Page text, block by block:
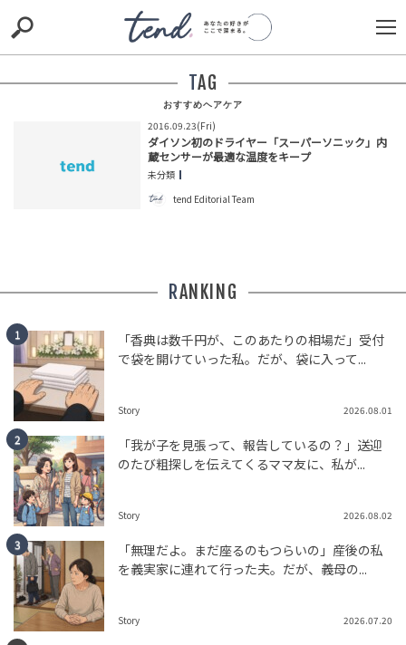
H
original RECOMMED editor
trill RECOMMEND
H
「無意味な法案になったね」とSNSで厳しい声も。自民
tend Editorial Team
マの守り神になってそ...
tend Editorial Team
通話する隣人。直接文句を言わずに一発で黙らせた方法
TAG
おすすめヘアケア
2016.09.23(Fri)
ダイソン初のドライヤー「スーパーソニック」内
蔵センサーが最適な温度をキープ
未分類
tend Editorial Team
RANKING
「香典は数千円が、このあたりの相場だ」受付
で袋を開けていった私。だが、袋に入って...
Story 2026.08.01
「我が子を見張って、報告しているの？」送迎
のたび粗探しを伝えてくるママ友に、私が...
Story 2026.08.02
「無理だよ。まだ座るのもつらいの」産後の私
を義実家に連れて行った夫。だが、義母の...
Story 2026.07.20